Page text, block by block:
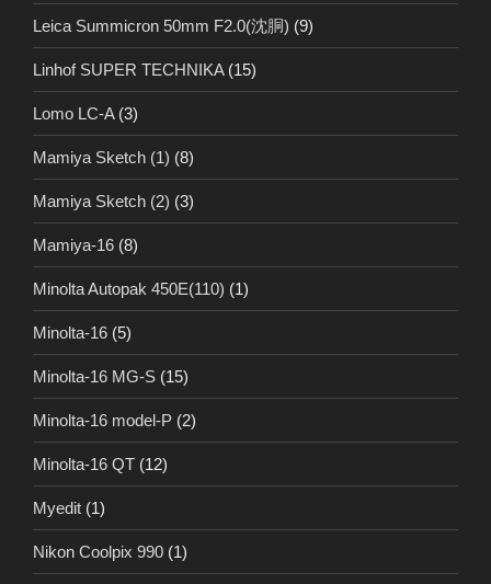
Leica Summicron 50mm F2.0(沈胴) (9)
Linhof SUPER TECHNIKA(15)
Lomo LC-A(3)
Mamiya Sketch (1) (8)
Mamiya Sketch (2) (3)
Mamiya-16 (8)
Minolta Autopak 450E(110) (1)
Minolta-16 (5)
Minolta-16 MG-S (15)
Minolta-16 model-P (2)
Minolta-16 QT (12)
Myedit (1)
Nikon Coolpix 990 (1)